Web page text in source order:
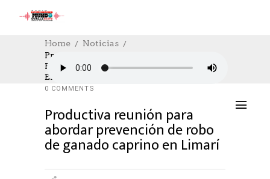
Home
Noticias
Productiva Reunión Para Abordar
Prevención De Robo De Ganado Caprino
En Limarí
NOTICIAS,SOCIAL
06/03/2024
AUTHOR: HECTOR
0 COMMENTS
Productiva reunión para
abordar prevención de robo
de ganado caprino en Limarí